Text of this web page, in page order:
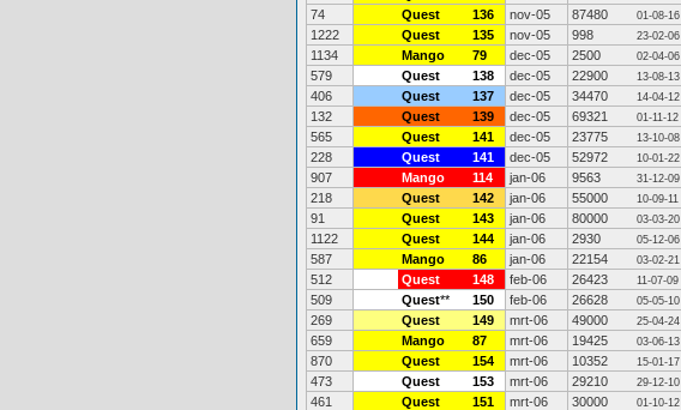
74
Quest 136 nov-05 87480 01-08-16
1222
Quest 135 nov-05 998 23-02-06
1134
Mango 79 dec-05 2500 02-04-06
579
Quest 138 dec-05 22900 13-08-13
406
Quest 137 dec-05 34470 14-04-12
132
Quest 139 dec-05 69321 01-11-12
565
Quest 141 dec-05 23775 13-10-08
228
Quest 141 dec-05 52972 10-01-22
907
Mango 114 jan-06 9563 31-12-09
218
Quest 142 jan-06 55000 10-09-11
91
Quest 143 jan-06 80000 03-03-20
1122
Quest 144 jan-06 2930 05-12-06
587
Mango 86 jan-06 22154 03-02-21
512
Quest 148 feb-06 26423 11-07-09
509
Quest** 150 feb-06 26628 05-05-10
269
Quest 149 mrt-06 49000 25-04-24
659
Mango 87 mrt-06 19425 03-06-13
870
Quest 154 mrt-06 10352 15-01-17
473
Quest 153 mrt-06 29210 29-12-10
461
Quest 151 mrt-06 30000 01-10-12